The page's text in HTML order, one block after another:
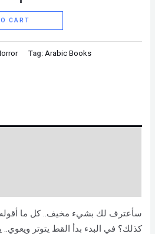
CART
Tag: Arabic Books
سأعترف لك بشيء مخيف.. كل ما
كذلك؟ في البدء بدأ القط يتوتر